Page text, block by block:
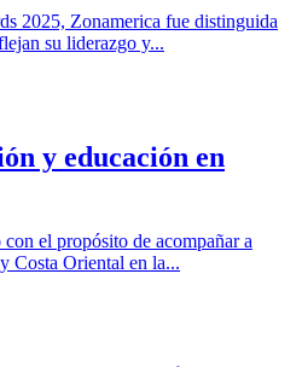
2025, Zonamerica fue distinguida
su liderazgo y...
y educación en
el propósito de acompañar a
Costa Oriental en la...